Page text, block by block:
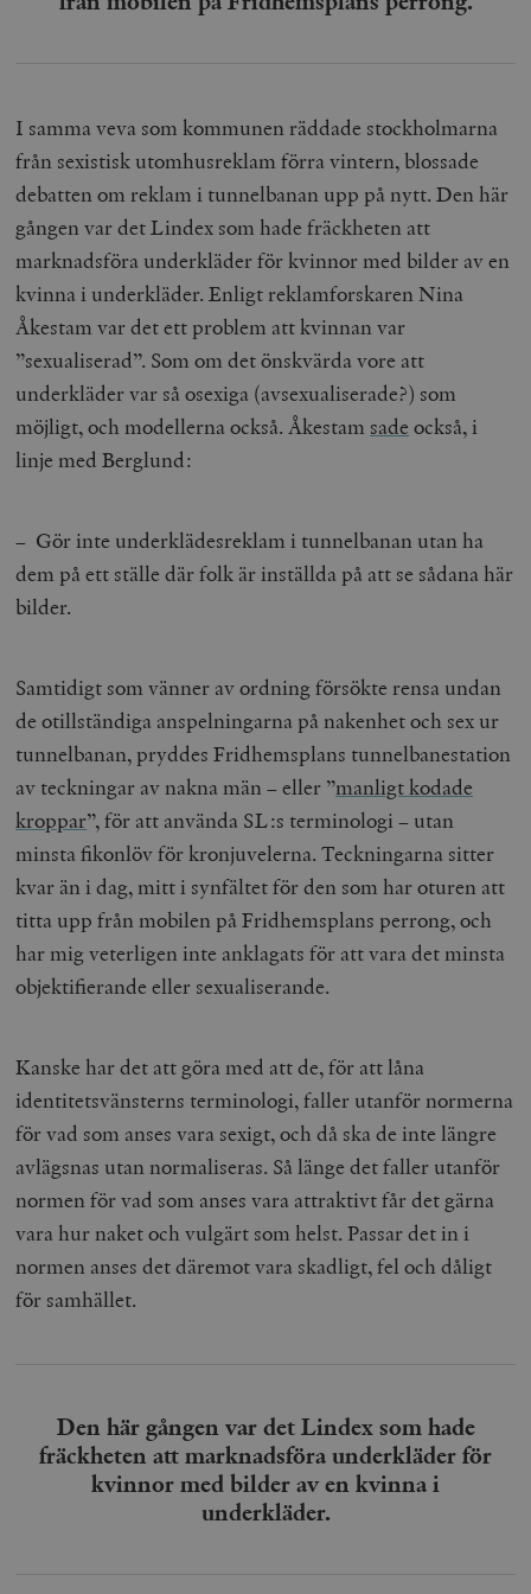
I samma veva som kommunen räddade stockholmarna
från sexistisk utomhusreklam förra vintern, blossade
debatten om reklam i tunnelbanan upp på nytt. Den här
gången var det Lindex som hade fräckheten att
marknadsföra underkläder för kvinnor med bilder av en
kvinna i underkläder. Enligt reklamforskaren Nina
Åkestam var det ett problem att kvinnan var
”sexualiserad”. Som om det önskvärda vore att
underkläder var så osexiga (avsexualiserade?) som
möjligt, och modellerna också. Åkestam sade också, i
linje med Berglund:
– Gör inte underklädesreklam i tunnelbanan utan ha
dem på ett ställe där folk är inställda på att se sådana här
bilder.
Samtidigt som vänner av ordning försökte rensa undan
de otillständiga anspelningarna på nakenhet och sex ur
tunnelbanan, pryddes Fridhemsplans tunnelbanestation
av teckningar av nakna män – eller ”manligt kodade
kroppar”, för att använda SL:s terminologi – utan
minsta fikonlöv för kronjuvelerna. Teckningarna sitter
kvar än i dag, mitt i synfältet för den som har oturen att
titta upp från mobilen på Fridhemsplans perrong, och
har mig veterligen inte anklagats för att vara det minsta
objektifierande eller sexualiserande.
Kanske har det att göra med att de, för att låna
identitetsvänsterns terminologi, faller utanför normerna
för vad som anses vara sexigt, och då ska de inte längre
avlägsnas utan normaliseras. Så länge det faller utanför
normen för vad som anses vara attraktivt får det gärna
vara hur naket och vulgärt som helst. Passar det in i
normen anses det däremot vara skadligt, fel och dåligt
för samhället.
Den här gången var det Lindex som hade
fräckheten att marknadsföra underkläder för
kvinnor med bilder av en kvinna i
underkläder.